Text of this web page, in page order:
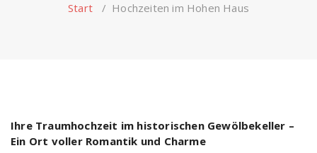
Start/ Hochzeiten im Hohen Haus
Ihre Traumhochzeit im historischen Gewölbekeller –
Ein Ort voller Romantik und Charme